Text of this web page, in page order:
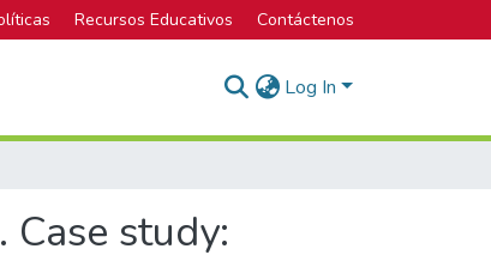
Recursos Educativos Contáctenos
Log In
study: